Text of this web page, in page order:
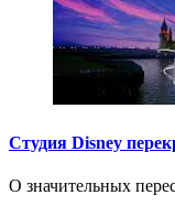
Студия Disney
О значительных